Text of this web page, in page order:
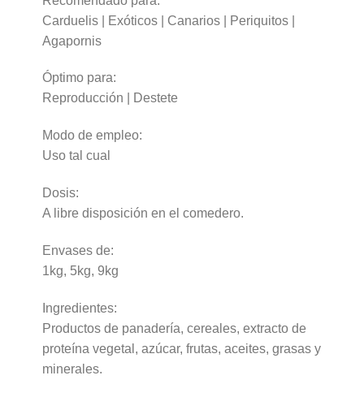
Carduelis | Exóticos | Canarios | Periquitos |
Agapornis
Óptimo para:
Reproducción | Destete
Modo de empleo:
Uso tal cual
Dosis:
A libre disposición en el comedero.
Envases de:
1kg, 5kg, 9kg
Ingredientes:
Productos de panadería, cereales, extracto de
proteína vegetal, azúcar, frutas, aceites, grasas y
minerales.